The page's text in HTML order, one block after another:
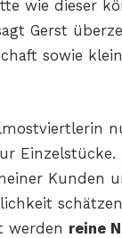
wie dieser
Gerst
sowie
Einzelstücke.
Kunden
werden reine